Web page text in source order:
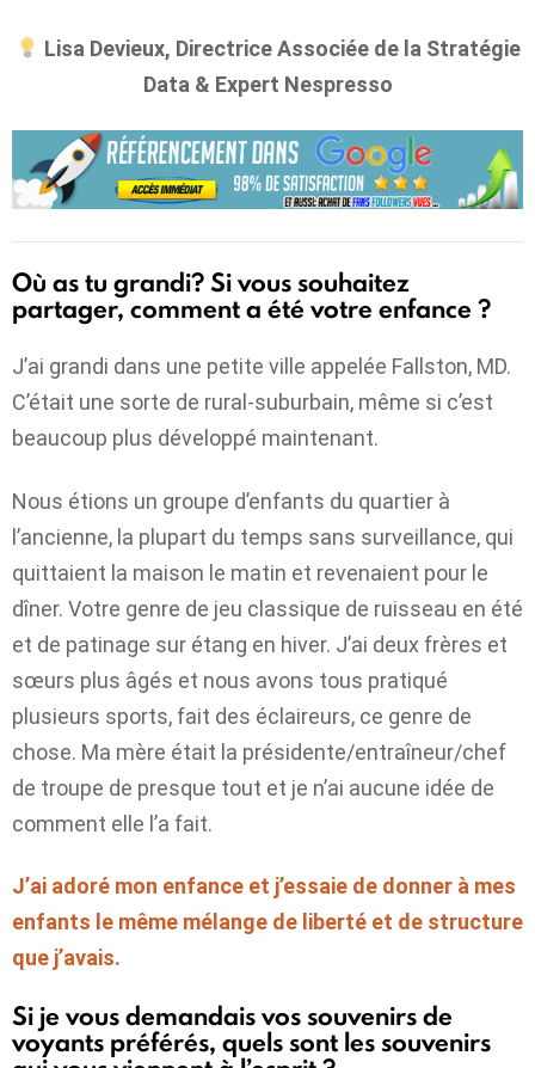
Lisa Devieux, Directrice Associée de la Stratégie
Data & Expert Nespresso
Où as tu grandi? Si vous souhaitez
partager, comment a été votre enfance ?
J’ai grandi dans une petite ville appelée Fallston, MD.
C’était une sorte de rural-suburbain, même si c’est
beaucoup plus développé maintenant.
Nous étions un groupe d’enfants du quartier à
l’ancienne, la plupart du temps sans surveillance, qui
quittaient la maison le matin et revenaient pour le
dîner. Votre genre de jeu classique de ruisseau en été
et de patinage sur étang en hiver. J’ai deux frères et
sœurs plus âgés et nous avons tous pratiqué
plusieurs sports, fait des éclaireurs, ce genre de
chose. Ma mère était la présidente/entraîneur/chef
de troupe de presque tout et je n’ai aucune idée de
comment elle l’a fait.
J’ai adoré mon enfance et j’essaie de donner à mes
enfants le même mélange de liberté et de structure
que j’avais.
Si je vous demandais vos souvenirs de
voyants préférés, quels sont les souvenirs